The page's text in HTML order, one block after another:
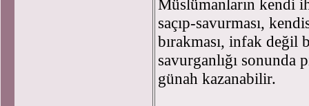
Müslümanların kendi
saçıp-savurması,
bırakması, infak değil
savurganlığı sonunda
günah kazanabilir.